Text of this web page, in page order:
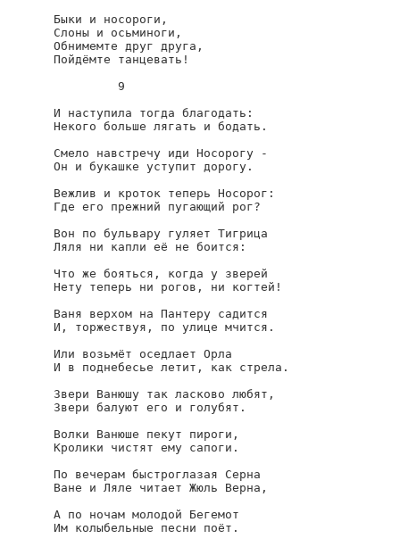
Быки и носороги,
Слоны и осьминоги,
Обнимемте друг друга,
Пойдёмте танцевать!
         9
И наступила тогда благодать:
Некого больше лягать и бодать.
Смело навстречу иди Носорогу -
Он и букашке уступит дорогу.
Вежлив и кроток теперь Носорог:
Где его прежний пугающий рог?
Вон по бульвару гуляет Тигрица
Ляля ни капли её не боится:
Что же бояться, когда у зверей
Нету теперь ни рогов, ни когтей!
Ваня верхом на Пантеру садится
И, торжествуя, по улице мчится.
Или возьмёт оседлает Орла
И в поднебесье летит, как стрела.
Звери Ванюшу так ласково любят,
Звери балуют его и голубят.
Волки Ванюше пекут пироги,
Кролики чистят ему сапоги.
По вечерам быстроглазая Серна
Ване и Ляле читает Жюль Верна,
А по ночам молодой Бегемот
Им колыбельные песни поёт.